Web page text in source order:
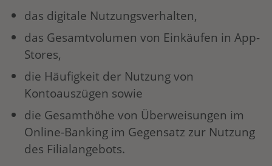
das digitale Nutzungsverhalten,
das Gesamtvolumen von Einkäufen in App-
Stores,
die Häufigkeit der Nutzung von
Kontoauszügen sowie
die Gesamthöhe von Überweisungen im
Online-Banking im Gegensatz zur Nutzung
des Filialangebots.